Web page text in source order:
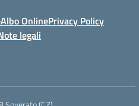
Albo OnlinePrivacy Policy
legali